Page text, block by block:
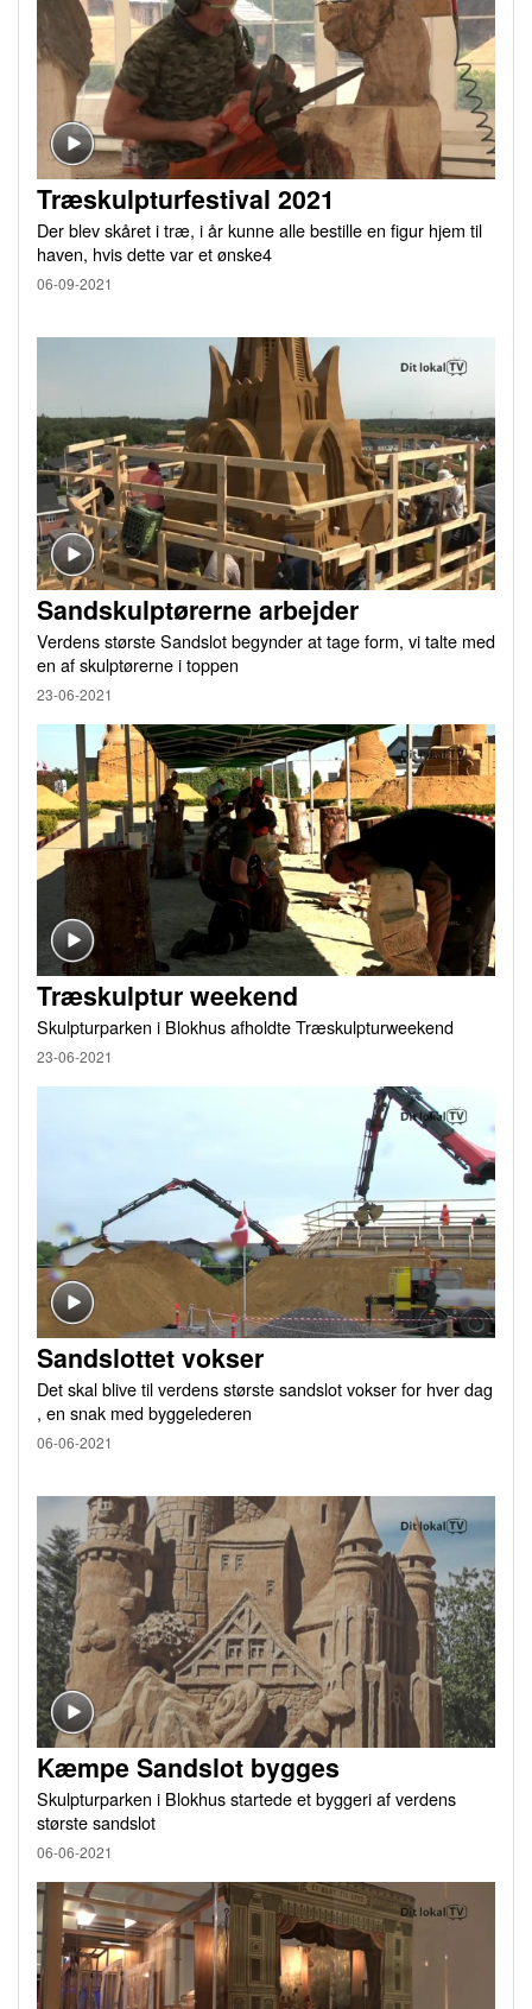
Træskulpturfestival 2021
Der blev skåret i træ, i år kunne alle bestille en figur hjem til
haven, hvis dette var et ønske4
06-09-2021
Sandskulptørerne arbejder
Verdens største Sandslot begynder at tage form, vi talte med
en af skulptørerne i toppen
23-06-2021
Træskulptur weekend
Skulpturparken i Blokhus afholdte Træskulpturweekend
23-06-2021
Sandslottet vokser
Det skal blive til verdens største sandslot vokser for hver dag
, en snak med byggelederen
06-06-2021
Kæmpe Sandslot bygges
Skulpturparken i Blokhus startede et byggeri af verdens
største sandslot
06-06-2021